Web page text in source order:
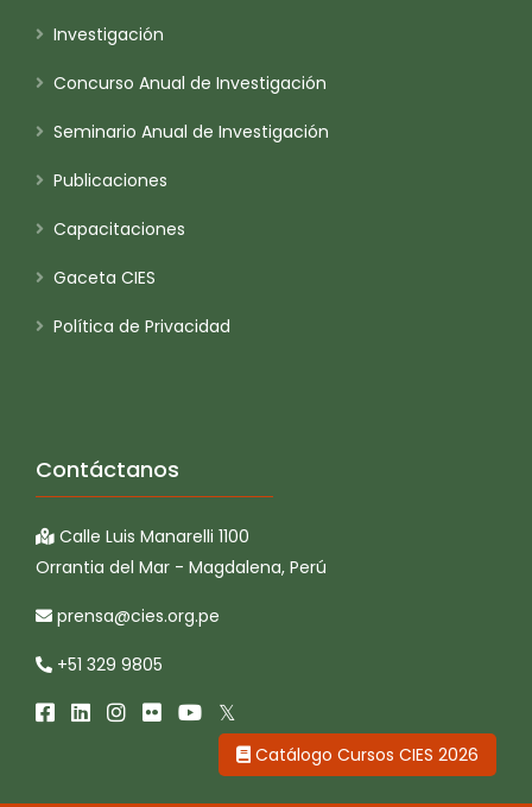
Investigación
Concurso Anual de Investigación
Seminario Anual de Investigación
Publicaciones
Capacitaciones
Gaceta CIES
Política de Privacidad
Contáctanos
Calle Luis Manarelli 1100
Orrantia del Mar - Magdalena, Perú
prensa@cies.org.pe
+51 329 9805
Catálogo Cursos CIES 2026